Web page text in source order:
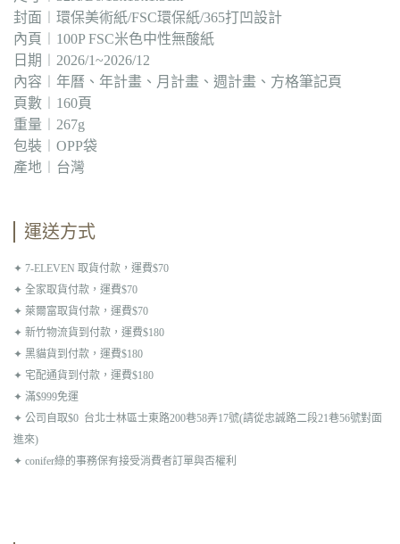
封面︱環保美術紙/FSC環保紙/365打凹設計
內頁︱100P FSC米色中性無酸紙
日期︱2026/1~2026/12
內容︱年曆、年計畫、月計畫、週計畫、方格筆記頁
頁數︱160頁
重量︱267g
包裝︱OPP袋
產地︱台灣
運送方式
✦ 7-ELEVEN 取貨付款，運費$70
✦ 全家取貨付款，運費$70
✦ 萊爾富取貨付款，運費$70
✦ 新竹物流貨到付款，運費$180
✦ 黑貓貨到付款，運費$180
✦ 宅配通貨到付款，運費$180
✦ 滿$999免運
✦ 公司自取$0 台北士林區士東路200巷58弄17號(請從忠誠路二段21巷56號對面
進來)
✦ conifer綠的事務保有接受消費者訂單與否權利